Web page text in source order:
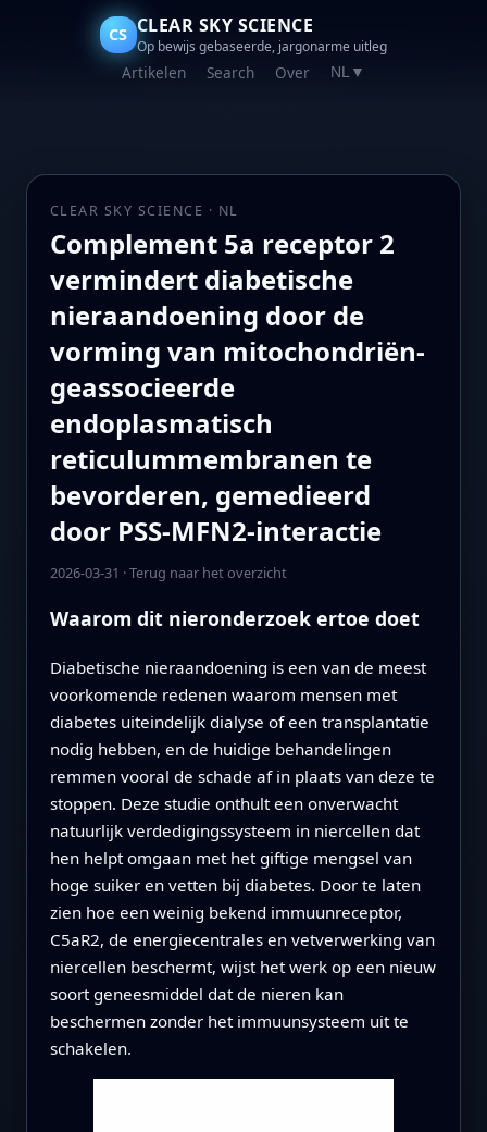
CS CLEAR SKY SCIENCE
Op bewijs gebaseerde, jargonarme uitleg
Artikelen Search Over NL ▼
CLEAR SKY SCIENCE · NL
Complement 5a receptor 2
vermindert diabetische
nieraandoening door de
vorming van mitochondriën-
geassocieerde
endoplasmatisch
reticulummembranen te
bevorderen, gemedieerd
door PSS-MFN2-interactie
2026-03-31 ·Terug naar het overzicht
Waarom dit nieronderzoek ertoe doet
Diabetische nieraandoening is een van de meest
voorkomende redenen waarom mensen met
diabetes uiteindelijk dialyse of een transplantatie
nodig hebben, en de huidige behandelingen
remmen vooral de schade af in plaats van deze te
stoppen. Deze studie onthult een onverwacht
natuurlijk verdedigingssysteem in niercellen dat
hen helpt omgaan met het giftige mengsel van
hoge suiker en vetten bij diabetes. Door te laten
zien hoe een weinig bekend immuunreceptor,
C5aR2, de energiecentrales en vetverwerking van
niercellen beschermt, wijst het werk op een nieuw
soort geneesmiddel dat de nieren kan
beschermen zonder het immuunsysteem uit te
schakelen.